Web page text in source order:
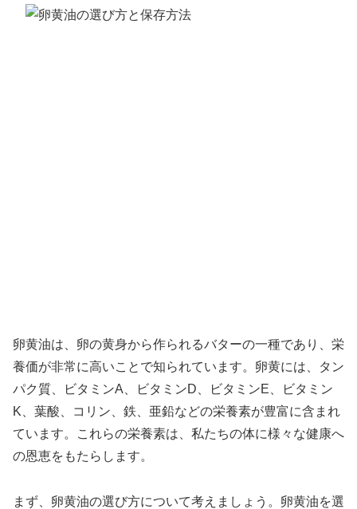
卵黄油は、卵の黄身から作られるバターの一種であり、栄
養価が非常に高いことで知られています。卵黄には、タン
パク質、ビタミンA、ビタミンD、ビタミンE、ビタミン
K、葉酸、コリン、鉄、亜鉛などの栄養素が豊富に含まれ
ています。これらの栄養素は、私たちの体に様々な健康へ
の恩恵をもたらします。
まず、卵黄油の選び方について考えましょう。卵黄油を選